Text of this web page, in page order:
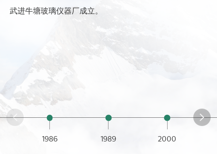
武进牛塘玻璃仪器厂成立。
1986 1989 2000